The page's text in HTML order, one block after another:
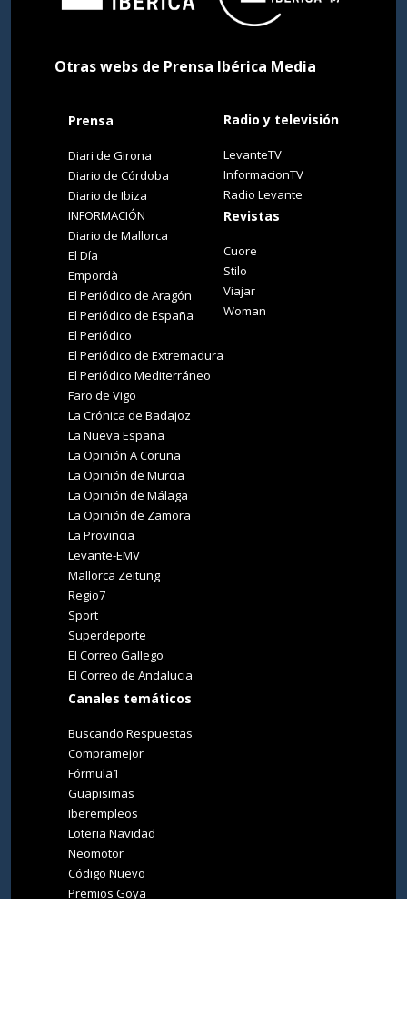
Otras webs de Prensa Ibérica Media
Prensa
Diari de Girona
Diario de Córdoba
Diario de Ibiza
INFORMACIÓN
Diario de Mallorca
El Día
Empordà
El Periódico de Aragón
El Periódico de España
El Periódico
El Periódico de Extremadura
El Periódico Mediterráneo
Faro de Vigo
La Crónica de Badajoz
La Nueva España
La Opinión A Coruña
La Opinión de Murcia
La Opinión de Málaga
La Opinión de Zamora
La Provincia
Levante-EMV
Mallorca Zeitung
Regio7
Sport
Superdeporte
El Correo Gallego
El Correo de Andalucia
Canales temáticos
Buscando Respuestas
Compramejor
Fórmula1
Guapisimas
Iberempleos
Loteria Navidad
Neomotor
Código Nuevo
Premios Goya
Radio y televisión
LevanteTV
InformacionTV
Radio Levante
Revistas
Cuore
Stilo
Viajar
Woman